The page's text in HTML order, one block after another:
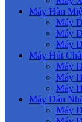
Máy Hàn
Máy
Máy
Máy
Máy Hút
Máy
Máy
Máy
Máy Dán
Máy